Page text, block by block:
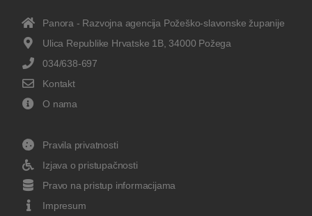
Panora - Razvojna agencija Požeško-slavonske županije
Ulica Republike Hrvatske 1B, 34000 Požega
034/638-697
Kontakt
O nama
Pravila privatnosti
Izjava o pristupačnosti
Pravo na pristup informacijama
Impresum